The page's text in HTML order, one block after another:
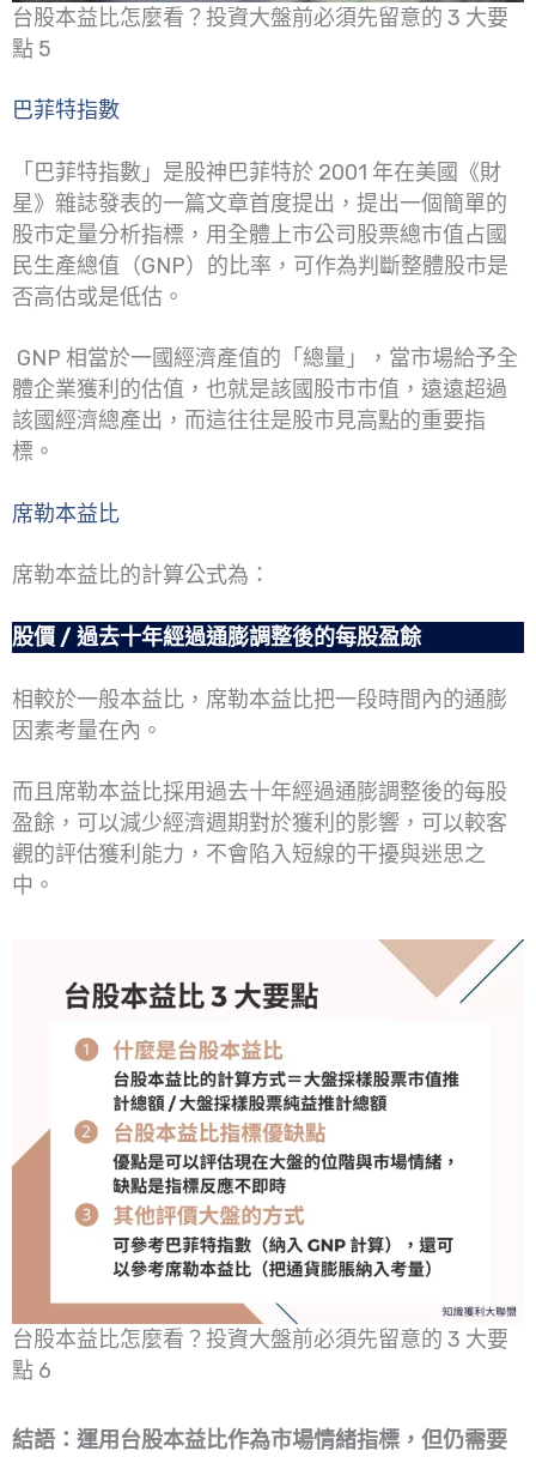
台股本益比怎麼看？投資大盤前必須先留意的 3 大要
點 5
巴菲特指數
「巴菲特指數」是股神巴菲特於 2001 年在美國《財
星》雜誌發表的一篇文章首度提出，提出一個簡單的
股市定量分析指標，用全體上市公司股票總市值占國
民生產總值（GNP）的比率，可作為判斷整體股市是
否高估或是低估。
GNP 相當於一國經濟產值的「總量」，當市場給予全
體企業獲利的估值，也就是該國股市市值，遠遠超過
該國經濟總產出，而這往往是股市見高點的重要指
標。
席勒本益比
席勒本益比的計算公式為：
股價 / 過去十年經過通膨調整後的每股盈餘
相較於一般本益比，席勒本益比把一段時間內的通膨
因素考量在內。
而且席勒本益比採用過去十年經過通膨調整後的每股
盈餘，可以減少經濟週期對於獲利的影響，可以較客
觀的評估獲利能力，不會陷入短線的干擾與迷思之
中。
台股本益比怎麼看？投資大盤前必須先留意的 3 大要
點 6
結語：運用台股本益比作為市場情緒指標，但仍需要